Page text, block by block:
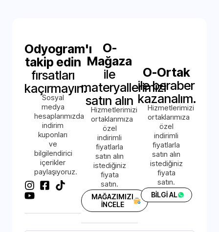
Odyogram'ı
takip edin
fırsatları
kaçırmayın.
Sosyal
medya
hesaplarımızda
indirim
kuponları
ve
bilgilendirici
içerikler
paylaşıyoruz.
O-
Mağaza
ile
materyallerimizi
satın alın
Hizmetlerimizi
ortaklarımıza
özel
indirimli
fiyatlarla
satın alın
istediğiniz
fiyata
satın.
MAĞAZIMIZI
İNCELE
O-Ortak
ile beraber
kazanalım.
Hizmetlerimizi
ortaklarımıza
özel
indirimli
fiyatlarla
satın alın
istediğiniz
fiyata
satın.
BİLGİ AL